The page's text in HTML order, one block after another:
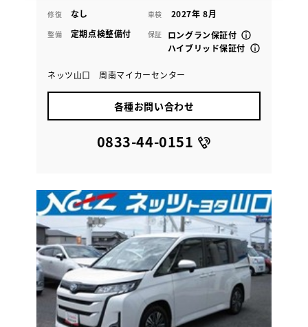
修復 なし 車検 2027年 8月
整備 定期点検整備付 保証
ロングラン保証付
ハイブリッド保証付
ネッツ山口 周南マイカーセンター
各種お問い合わせ
0833-44-0151